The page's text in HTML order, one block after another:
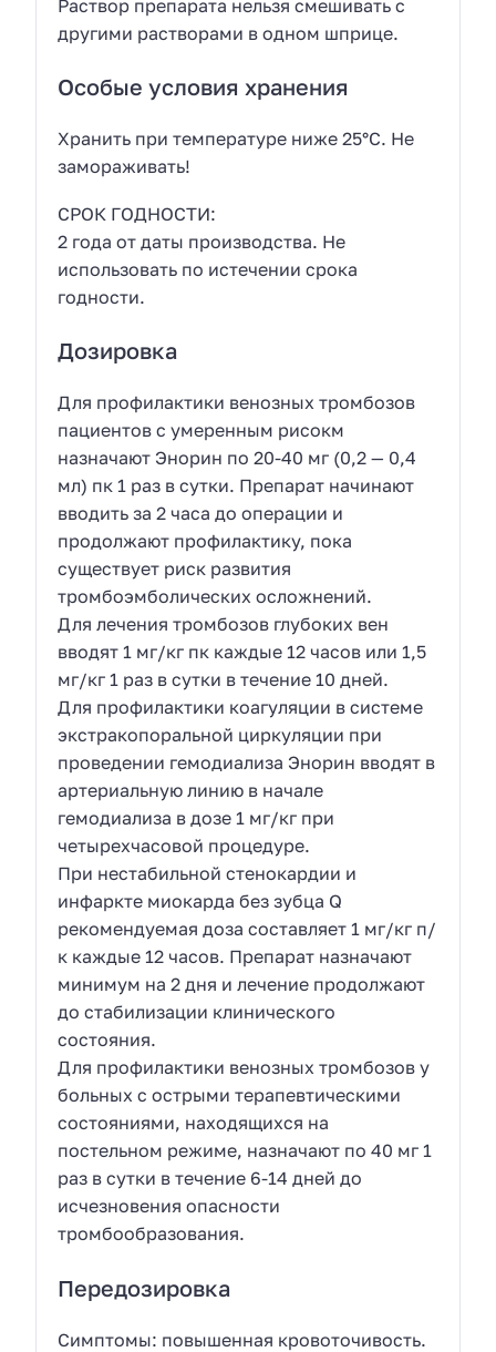
Раствор препарата нельзя смешивать с
другими растворами в одном шприце.
Особые условия хранения
Хранить при температуре ниже 25°С. Не
замораживать!
СРОК ГОДНОСТИ:
2 года от даты производства. Не
использовать по истечении срока
годности.
Дозировка
Для профилактики венозных тромбозов
пациентов с умеренным рисокм
назначают Энорин по 20-40 мг (0,2 — 0,4
мл) пк 1 раз в сутки. Препарат начинают
вводить за 2 часа до операции и
продолжают профилактику, пока
существует риск развития
тромбоэмболических осложнений.
Для лечения тромбозов глубоких вен
вводят 1 мг/кг пк каждые 12 часов или 1,5
мг/кг 1 раз в сутки в течение 10 дней.
Для профилактики коагуляции в системе
экстракопоральной циркуляции при
проведении гемодиализа Энорин вводят в
артериальную линию в начале
гемодиализа в дозе 1 мг/кг при
четырехчасовой процедуре.
При нестабильной стенокардии и
инфаркте миокарда без зубца Q
рекомендуемая доза составляет 1 мг/кг п/
к каждые 12 часов. Препарат назначают
минимум на 2 дня и лечение продолжают
до стабилизации клинического
состояния.
Для профилактики венозных тромбозов у
больных с острыми терапевтическими
состояниями, находящихся на
постельном режиме, назначают по 40 мг 1
раз в сутки в течение 6-14 дней до
исчезновения опасности
тромбообразования.
Передозировка
Симптомы: повышенная кровоточивость.